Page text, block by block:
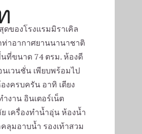
ของโรงแรมมิราเคิล
าอากาศยานนานาชาติ
ที่ขนาด 74 ตรม. ห้องดี
เวนชั่น เพียบพร้อมไป
งครบครัน อาทิ เตียง
งาน อินเตอร์เน็ต
เครื่องทำน้ำอุ่น ห้องน้ำ
ลุมอาบน้ำ รองเท้าสวม